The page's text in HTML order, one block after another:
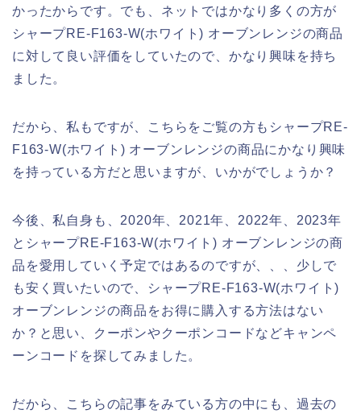
かったからです。でも、ネットではかなり多くの方が
シャープRE-F163-W(ホワイト) オーブンレンジの商品
に対して良い評価をしていたので、かなり興味を持ち
ました。
だから、私もですが、こちらをご覧の方もシャープRE-
F163-W(ホワイト) オーブンレンジの商品にかなり興味
を持っている方だと思いますが、いかがでしょうか？
今後、私自身も、2020年、2021年、2022年、2023年
とシャープRE-F163-W(ホワイト) オーブンレンジの商
品を愛用していく予定ではあるのですが、、、少しで
も安く買いたいので、シャープRE-F163-W(ホワイト)
オーブンレンジの商品をお得に購入する方法はない
か？と思い、クーポンやクーポンコードなどキャンペ
ーンコードを探してみました。
だから、こちらの記事をみている方の中にも、過去の